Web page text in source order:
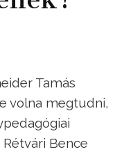
Tamás
volna megtudni,
Bence